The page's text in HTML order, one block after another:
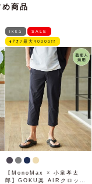
商品
ikka SALE
ﾓｱｵﾌ最大4000off
【MonoMax × 小泉孝太
郎】GOKU楽 AIRクロップ